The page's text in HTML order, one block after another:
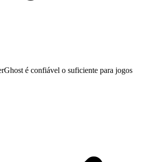
é confiável o suficiente para jogos